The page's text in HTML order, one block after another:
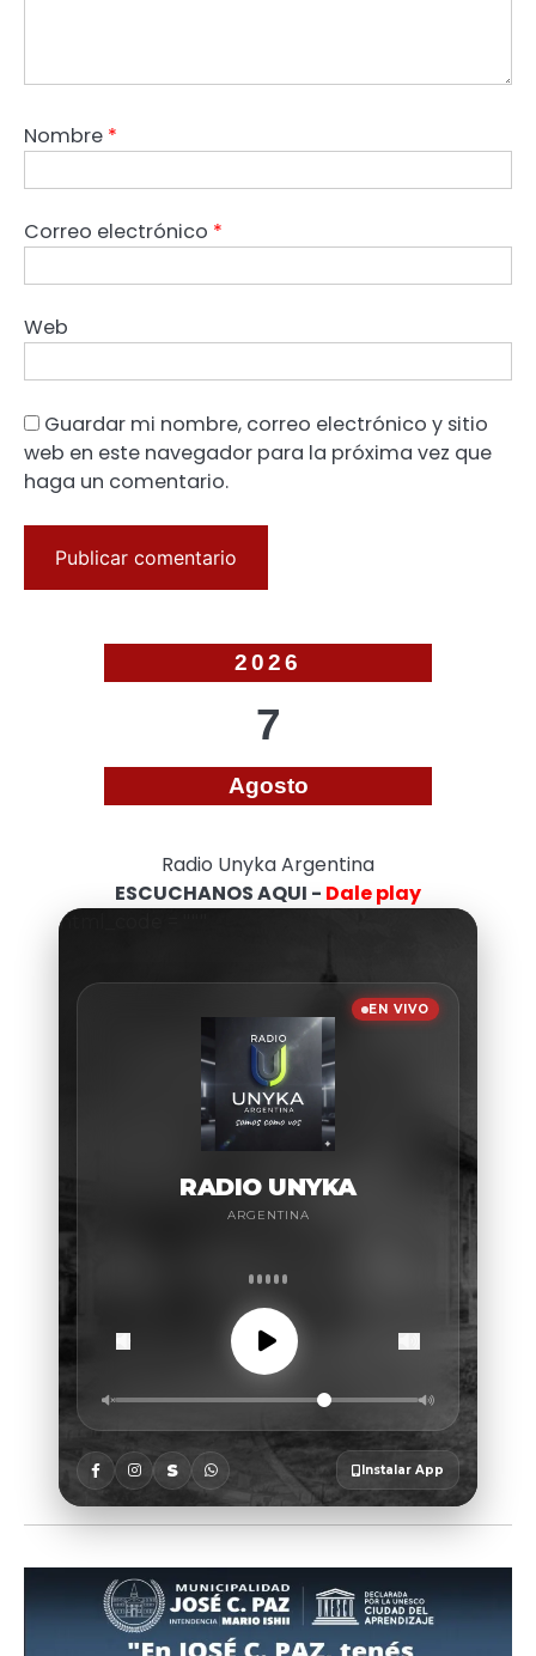
Nombre *
Correo electrónico *
Web
Guardar mi nombre, correo electrónico y sitio
web en este navegador para la próxima vez que
haga un comentario.
2026
7
Agosto
Radio Unyka Argentina
ESCUCHANOS AQUI - Dale play